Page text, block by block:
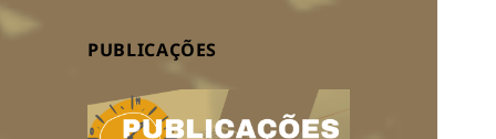
PUBLICAÇÕES